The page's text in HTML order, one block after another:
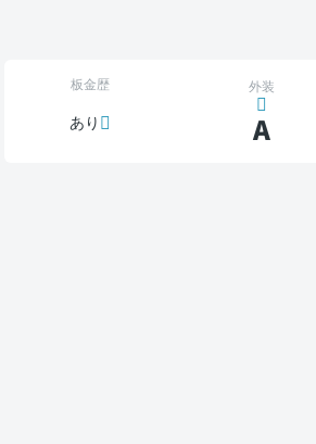
板金歴
あり
外装
A